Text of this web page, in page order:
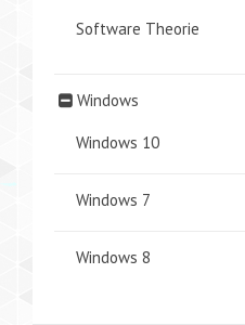
Software Theorie
Windows
Windows 10
Windows 7
Windows 8